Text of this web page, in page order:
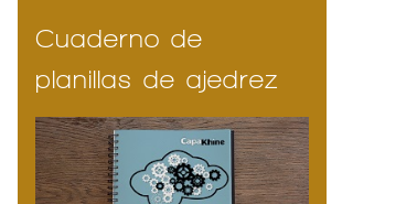
Cuaderno de
planillas de ajedrez